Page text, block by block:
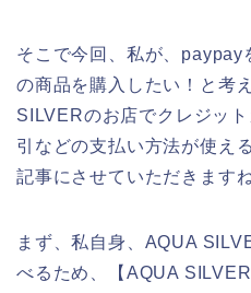
そこで今回、私が、
の商品を購入したい！と考
SILVERのお店でクレジッ
引などの支払い方法が使え
記事にさせていただきますね
まず、私自身、AQUA
べるため、【AQUA